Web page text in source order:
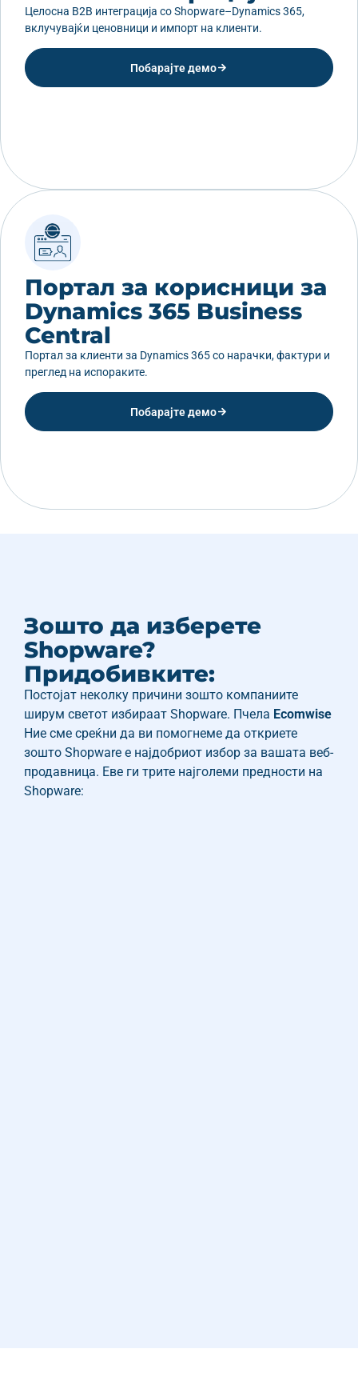
Целосна B2B интеграција со Shopware–Dynamics 365,
вклучувајќи ценовници и импорт на клиенти.
Побарајте демо
Портал за корисници за
Dynamics 365 Business
Central
Портал за клиенти за Dynamics 365 со нарачки, фактури и
преглед на испораките.
Побарајте демо
Зошто да изберете
Shopware?
Придобивките:
Постојат неколку причини зошто компаниите
ширум светот избираат Shopware. Пчела Ecomwise
Ние сме среќни да ви помогнеме да откриете
зошто Shopware е најдобриот избор за вашата веб-
продавница. Еве ги трите најголеми предности на
Shopware: